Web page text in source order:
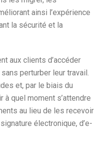
ainsi l’expérience
la sécurité et la
aux clients d’accéder
perturber leur travail.
et, par le biais du
quel moment s’attendre
au lieu de les recevoir
électronique, d’e-